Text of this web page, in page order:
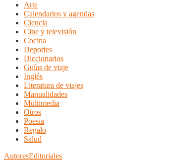
Arte
Calendarios y agendas
Ciencia
Cine y televisión
Cocina
Deportes
Diccionarios
Guías de viaje
Inglés
Literatura de viajes
Manualidades
Multimedia
Otros
Poesia
Regalo
Salud
AutoresEditoriales